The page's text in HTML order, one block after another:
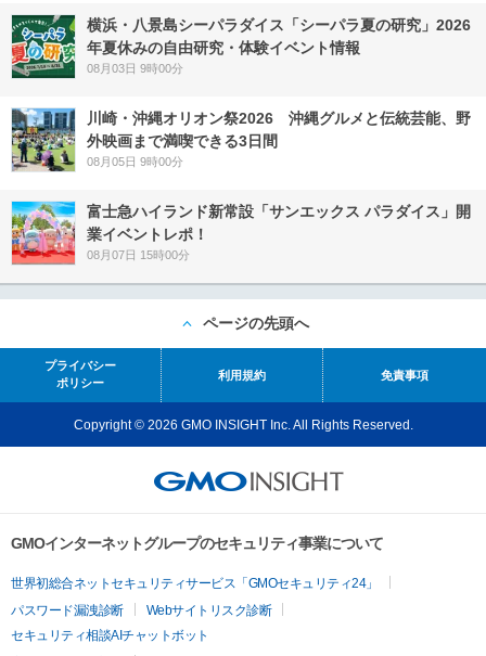
横浜・八景島シーパラダイス「シーパラ夏の研究」2026
年夏休みの自由研究・体験イベント情報
08月03日 9時00分
川崎・沖縄オリオン祭2026 沖縄グルメと伝統芸能、野
外映画まで満喫できる3日間
08月05日 9時00分
富士急ハイランド新常設「サンエックス パラダイス」開
業イベントレポ！
08月07日 15時00分
ページの先頭へ
プライバシー
ポリシー
利用規約 免責事項
Copyright © 2026 GMO INSIGHT Inc. All Rights Reserved.
GMOインターネットグループのセキュリティ事業について
世界初総合ネットセキュリティサービス「GMOセキュリティ24」
パスワード漏洩診断
Webサイトリスク診断
セキュリティ相談AIチャットボット